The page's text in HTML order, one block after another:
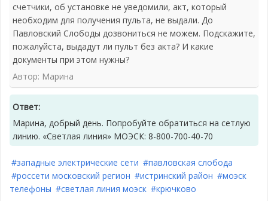
счетчики, об установке не уведомили, акт, который
необходим для получения пульта, не выдали. До
Павловский Слободы дозвониться не можем. Подскажите,
пожалуйста, выдадут ли пульт без акта? И какие
документы при этом нужны?
Автор: Марина
Ответ:
Марина, добрый день. Попробуйте обратиться на сетлую
линию. «Светлая линия» МОЭСК: 8-800-700-40-70
#западные электрические сети #павловская слобода
#россети московский регион #истринский район #моэск
телефоны #светлая линия моэск #крючково